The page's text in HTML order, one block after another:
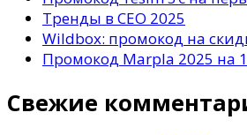
Тренды в СЕО 2025
Wildbox: промокод на
Промокод Marpla 2025 на
Свежие